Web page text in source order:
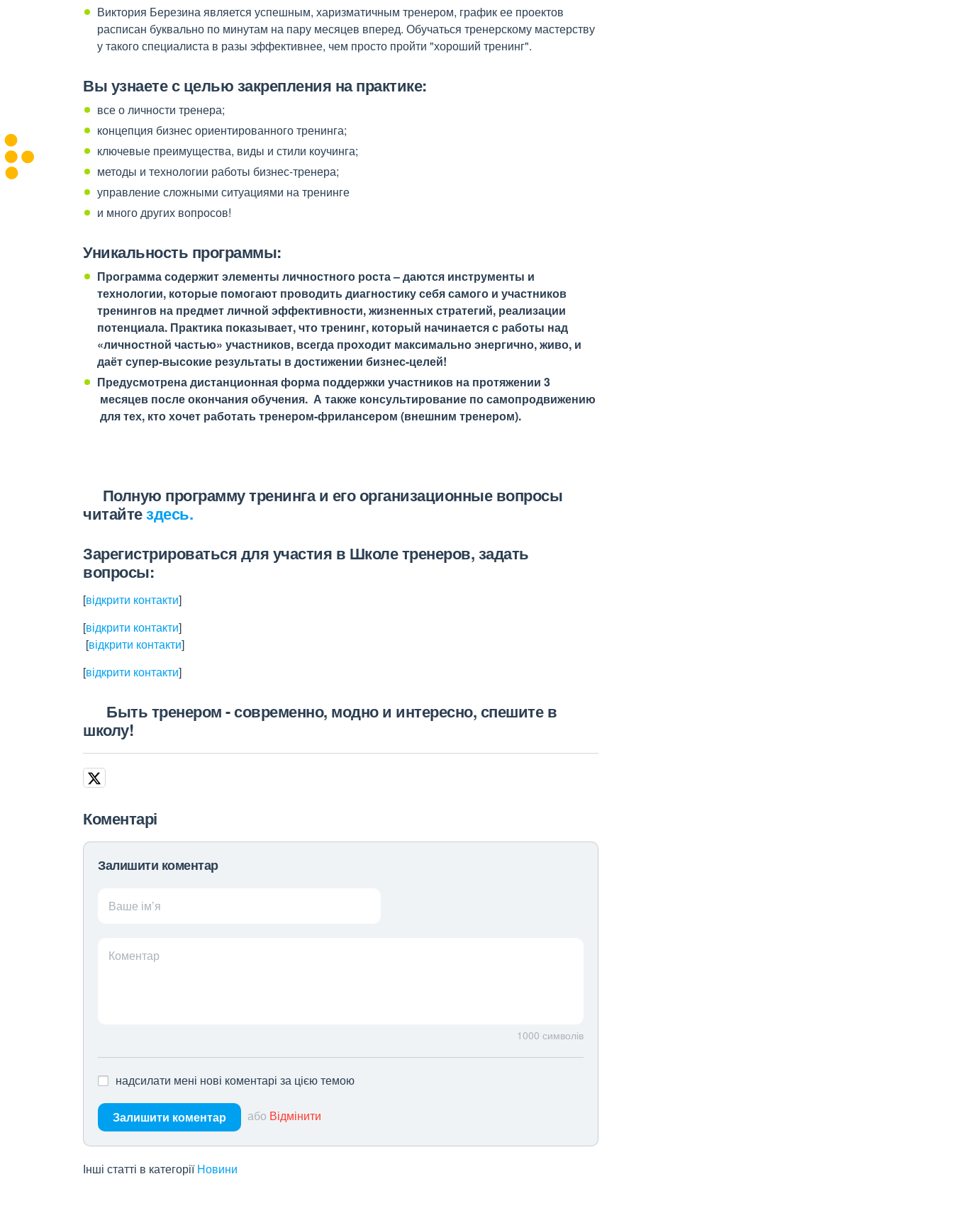
Виктория Березина является успешным, харизматичным тренером, график ее проектов
расписан буквально по минутам на пару месяцев вперед. Обучаться тренерскому мастерству
у такого специалиста в разы эффективнее, чем просто пройти "хороший тренинг".
Вы узнаете с целью закрепления на практике:
все о личности тренера;
концепция бизнес ориентированного тренинга;
ключевые преимущества, виды и стили коучинга;
методы и технологии работы бизнес-тренера;
управление сложными ситуациями на тренинге
и много других вопросов!
Уникальность программы:
Программа содержит элементы личностного роста – даются инструменты и
технологии, которые помогают проводить диагностику себя самого и участников
тренингов на предмет личной эффективности, жизненных стратегий, реализации
потенциала. Практика показывает, что тренинг, который начинается с работы над
«личностной частью» участников, всегда проходит максимально энергично, живо, и
даёт супер-высокие результаты в достижении бизнес-целей!
Предусмотрена дистанционная форма поддержки участников на протяжении 3
месяцев после окончания обучения. А также консультирование по самопродвижению
для тех, кто хочет работать тренером-фрилансером (внешним тренером).
Полную программу тренинга и его организационные вопросы
читайтездесь.
Зарегистрироваться для участия в Школе тренеров, задать
вопросы:
[відкрити контакти]
[відкрити контакти]
[відкрити контакти]
[відкрити контакти]
Быть тренером - современно, модно и интересно, спешите в
школу!
Коментарі
Залишити коментар
Ваше ім’я
Коментар
1000 символів
надсилати мені нові коментарі за цією темою
Залишити коментар або Відмінити
Інші статті в категорії Новини